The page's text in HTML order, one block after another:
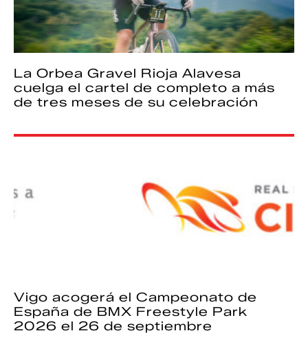
La Orbea Gravel Rioja Alavesa
cuelga el cartel de completo a más
de tres meses de su celebración
Vigo acogerá el Campeonato de
España de BMX Freestyle Park
2026 el 26 de septiembre